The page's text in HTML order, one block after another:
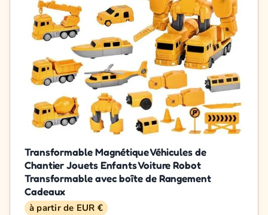
Transformable Magnétique Véhicules de
Chantier Jouets Enfants Voiture Robot
Transformable avec boîte de Rangement
Cadeaux
à partir de EUR €